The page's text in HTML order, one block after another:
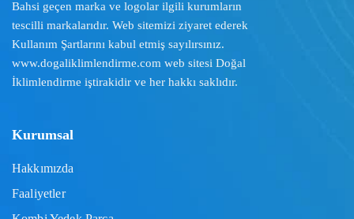
Bahsi geçen marka ve logolar ilgili kurumların
tescilli markalarıdır. Web sitemizi ziyaret ederek
Kullanım Şartlarını kabul etmiş sayılırsınız.
www.dogaliklimlendirme.com web sitesi Doğal
İklimlendirme iştirakidir ve her hakkı saklıdır.
Kurumsal
Hakkımızda
Faaliyetler